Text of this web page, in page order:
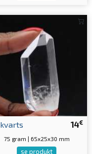
14€
kvarts
75 gram | 65x25x30 mm
se produkt